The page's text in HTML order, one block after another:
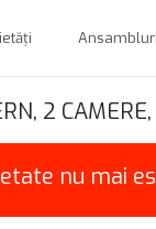
2
nu mai